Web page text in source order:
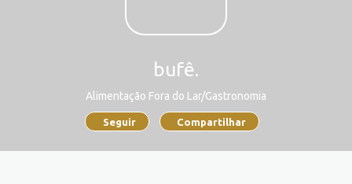
bufê.
Alimentação Fora do Lar/Gastronomia
Seguir Compartilhar